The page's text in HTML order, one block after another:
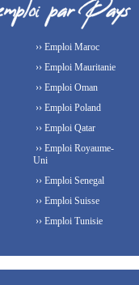
›› Emploi Maroc
›› Emploi Mauritanie
›› Emploi Oman
›› Emploi Poland
›› Emploi Qatar
›› Emploi Royaume-
Uni
›› Emploi Senegal
›› Emploi Suisse
›› Emploi Tunisie